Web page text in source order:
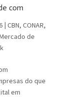
com
| CBN, CONAR,
de
do que
em